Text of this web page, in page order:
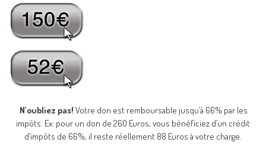
N’oubliez pas! Votre don est remboursable jusqu’à 66% par les
impôts. Ex: pour un don de 260 Euros, vous bénéficiez d’un crédit
d’impôts de 66%, il reste réellement 88 Euros à votre charge.